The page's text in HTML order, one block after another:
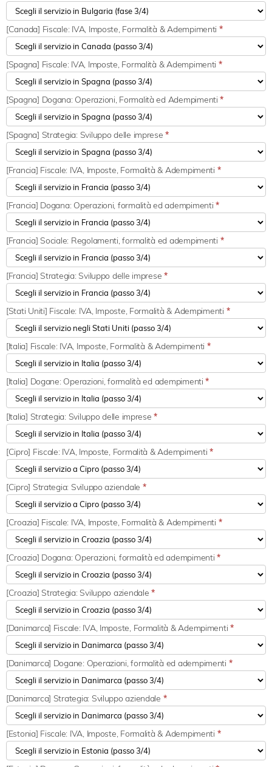
[Canada] Fiscale: IVA, Imposte, Formalità & Adempimenti *
[Spagna] Fiscale: IVA, Imposte, Formalità & Adempimenti *
[Spagna] Dogana: Operazioni, Formalità ed Adempimenti*
[Spagna] Strategia: Sviluppo delle imprese*
[Francia] Fiscale: IVA, Imposte, Formalità & Adempimenti *
[Francia] Dogana: Operazioni, formalità ed adempimenti*
[Francia] Sociale: Regolamenti, formalità ed adempimenti *
[Francia] Strategia: Sviluppo delle imprese*
[Stati Uniti] Fiscale: IVA, Imposte, Formalità & Adempimenti *
[Italia] Fiscale: IVA, Imposte, Formalità & Adempimenti *
[Italia] Dogane: Operazioni, formalità ed adempimenti*
[Italia] Strategia: Sviluppo delle imprese*
[Cipro] Fiscale: IVA, Imposte, Formalità & Adempimenti*
[Cipro] Strategia: Sviluppo aziendale *
[Croazia] Fiscale: IVA, Imposte, Formalità & Adempimenti *
[Croazia] Dogana: Operazioni, formalità ed adempimenti*
[Croazia] Strategia: Sviluppo aziendale*
[Danimarca] Fiscale: IVA, Imposte, Formalità & Adempimenti*
[Danimarca] Dogane: Operazioni, formalità ed adempimenti *
[Danimarca] Strategia: Sviluppo aziendale *
[Estonia] Fiscale: IVA, Imposte, Formalità & Adempimenti *